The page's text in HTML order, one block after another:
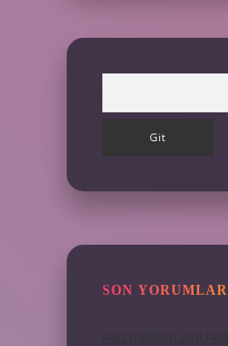
SON YORUMLAR